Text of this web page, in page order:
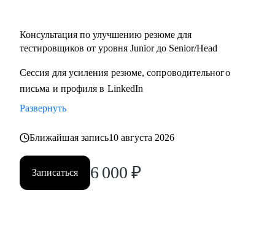
• QA Lead
Консультация по улучшению резюме для
тестировщиков от уровня Junior до Senior/Head
Сессия для усиления резюме, сопроводительного
письма и профиля в LinkedIn
Развернуть
Ближайшая запись10 августа 2026
Записаться 6 000 ₽